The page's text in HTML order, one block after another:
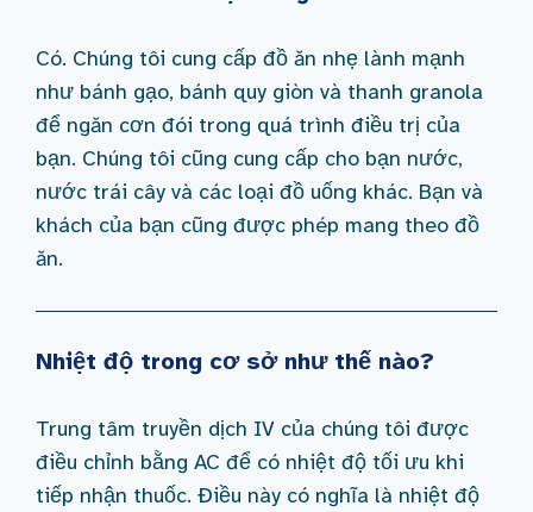
Có. Chúng tôi cung cấp đồ ăn nhẹ lành mạnh
như bánh gạo, bánh quy giòn và thanh granola
để ngăn cơn đói trong quá trình điều trị của
bạn. Chúng tôi cũng cung cấp cho bạn nước,
nước trái cây và các loại đồ uống khác. Bạn và
khách của bạn cũng được phép mang theo đồ
ăn.
Nhiệt độ trong cơ sở như thế nào?
Trung tâm truyền dịch IV của chúng tôi được
điều chỉnh bằng AC để có nhiệt độ tối ưu khi
tiếp nhận thuốc. Điều này có nghĩa là nhiệt độ